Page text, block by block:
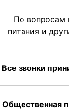
По вопросам
питания и
Все звонки
Общественная